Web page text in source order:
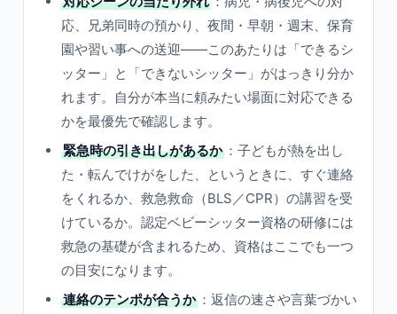
応、兄弟同時の預かり、夜間・早朝・週末、保育
園や習い事への送迎——このあたりは「できるシ
ッター」と「できないシッター」がはっきり分か
れます。自分が本当に頼みたい場面に対応できる
かを最優先で確認します。
緊急時の引き出しがあるか ：子どもが熱を出し
た・転んでけがをした、というときに、すぐ連絡
をくれるか、救急救命（BLS／CPR）の講習を受
けているか。認定ベビーシッター資格の研修には
救急の基礎が含まれるため、資格はここでも一つ
の目安になります。
連絡のテンポが合うか ：返信の速さや言葉づかい